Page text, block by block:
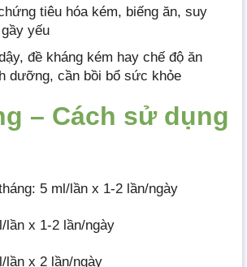
tiêu hóa kém, biếng ăn, suy
yếu
đề kháng kém hay chế độ ăn
dưỡng, cần bồi bổ sức khỏe
– Cách sử dụng
5 ml/lần x 1-2 lần/ngày
lần x 1-2 lần/ngày
lần x 2 lần/ngày